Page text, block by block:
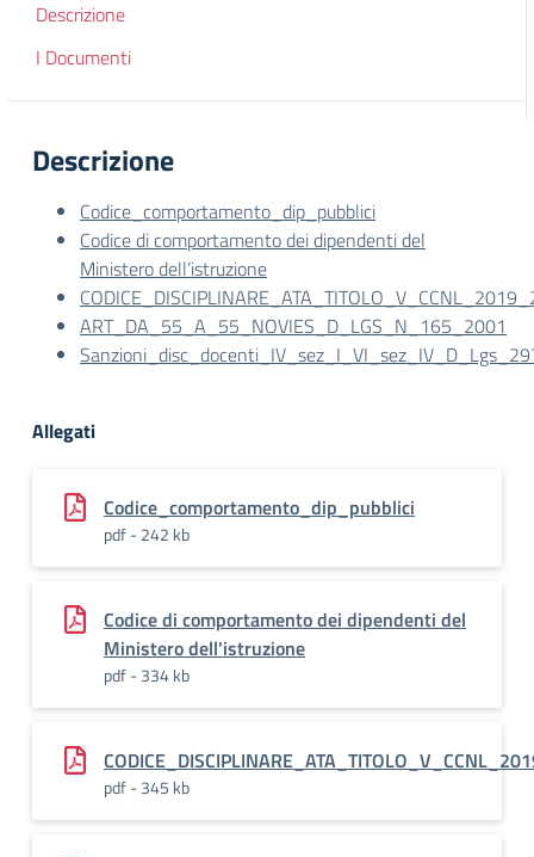
Descrizione
I Documenti
Descrizione
Codice_comportamento_dip_pubblici
Codice di comportamento dei dipendenti del
Ministero dell’istruzione
ART_DA_55_A_55_NOVIES_D_LGS_N_165_2001
Allegati
Codice_comportamento_dip_pubblici
pdf - 242 kb
Codice di comportamento dei dipendenti del
Ministero dell'istruzione
pdf - 334 kb
pdf - 345 kb